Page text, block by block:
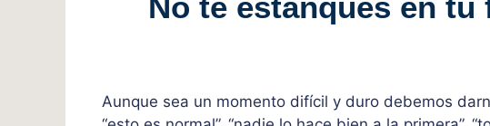
No te estanques en tu
Aunque sea un momento difícil y duro debemos